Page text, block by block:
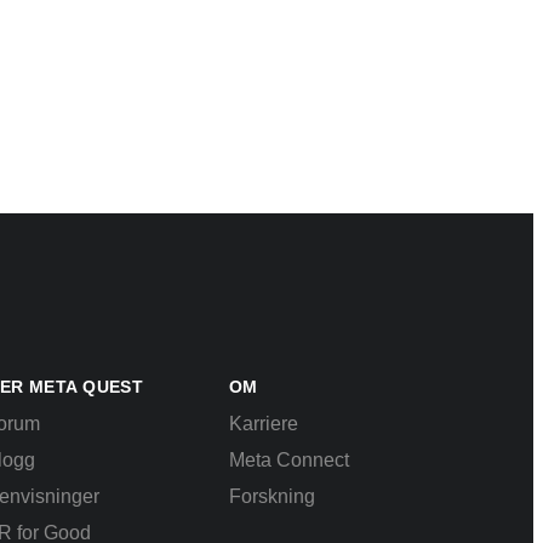
META QUEST
for Good
OM
Karriere
Meta Connect
Forskning